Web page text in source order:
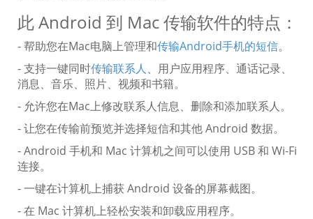
此 Android 到 Mac 传输软件的特点：
- 帮助您在Mac电脑上管理和传输Android手机的短信。
- 支持一键同时传输联系人、用户应用程序、通话记录、
消息、音乐、照片、视频和书籍。
- 允许您在Mac上修改联系人信息、删除和添加联系人。
- 让您在传输前预览并选择短信和其他 Android 数据。
- Android 手机和 Mac 计算机之间可以使用 USB 和 Wi-Fi
连接。
- 一键在计算机上捕获 Android 设备的屏幕截图。
- 在 Mac 计算机上轻松安装和卸载应用程序。